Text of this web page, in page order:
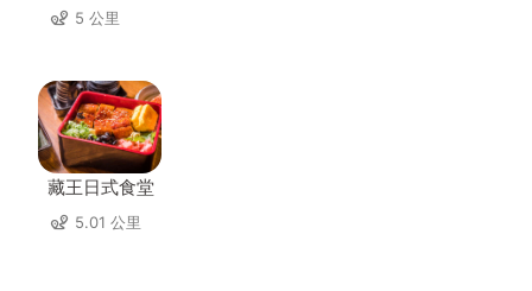
5 公里
藏王日式食堂
5.01 公里